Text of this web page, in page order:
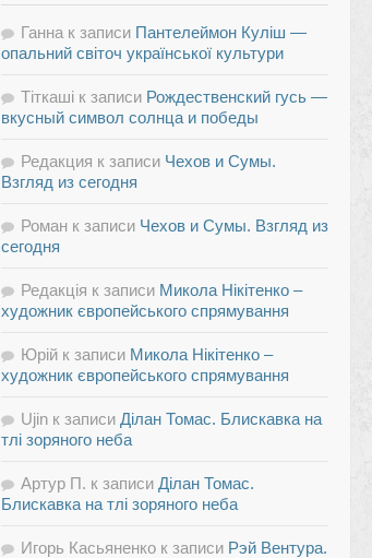
Ганна к записи Пантелеймон Куліш —
опальний світоч української культури
Тіткаші к записи Рождественский гусь —
вкусный символ солнца и победы
Редакция к записи Чехов и Сумы.
Взгляд из сегодня
Роман к записи Чехов и Сумы. Взгляд из
сегодня
Редакція к записи Микола Нікітенко –
художник європейського спрямування
Юрій к записи Микола Нікітенко –
художник європейського спрямування
Ujin к записи Ділан Томас. Блискавка на
тлі зоряного неба
Артур П. к записи Ділан Томас.
Блискавка на тлі зоряного неба
Игорь Касьяненко к записи Рэй Вентура.